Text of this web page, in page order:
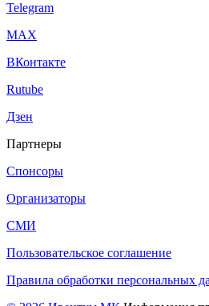
Telegram
МАХ
ВКонтакте
Rutube
Дзен
Партнеры
Спонсоры
Организаторы
СМИ
Пользовательское соглашение
Правила обработки персональных